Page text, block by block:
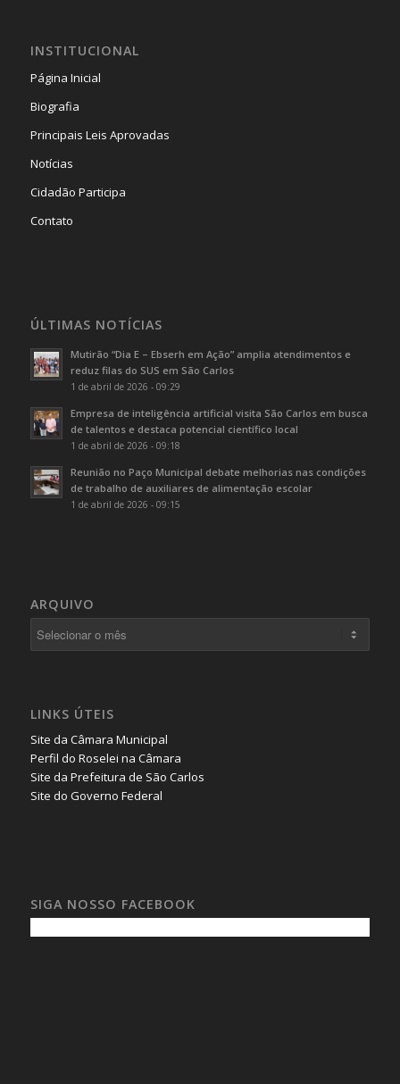
INSTITUCIONAL
Página Inicial
Biografia
Principais Leis Aprovadas
Notícias
Cidadão Participa
Contato
ÚLTIMAS NOTÍCIAS
Mutirão “Dia E – Ebserh em Ação” amplia atendimentos e
reduz filas do SUS em São Carlos
1 de abril de 2026 - 09:29
Empresa de inteligência artificial visita São Carlos em busca
de talentos e destaca potencial científico local
1 de abril de 2026 - 09:18
Reunião no Paço Municipal debate melhorias nas condições
de trabalho de auxiliares de alimentação escolar
1 de abril de 2026 - 09:15
ARQUIVO
LINKS ÚTEIS
Site da Câmara Municipal
Perfil do Roselei na Câmara
Site da Prefeitura de São Carlos
Site do Governo Federal
SIGA NOSSO FACEBOOK